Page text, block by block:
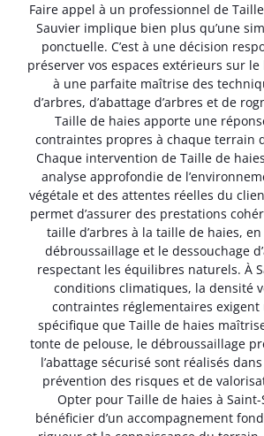
Faire appel à un professionnel de
Sauvier implique bien plus qu’une
ponctuelle. C’est à une décision
préserver vos espaces extérieurs sur
à une parfaite maîtrise des
d’arbres, d’abattage d’arbres et de
Taille de haies apporte une
contraintes propres à chaque terrain
Chaque intervention de Taille de
analyse approfondie de
végétale et des attentes réelles du
permet d’assurer des prestations
taille d’arbres à la taille de haies,
débroussaillage et le dessouchage
respectant les équilibres naturels. À
conditions climatiques, la densité
contraintes réglementaires exigent
spécifique que Taille de haies
tonte de pelouse, le débroussaillage
l’abattage sécurisé sont réalisés
prévention des risques et de
Opter pour Taille de haies à Saint-
bénéficier d’un accompagnement